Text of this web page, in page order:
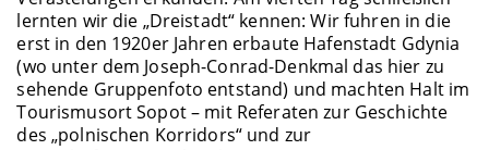
lernten wir die „Dreistadt“ kennen: Wir fuhren in die
erst in den 1920er Jahren erbaute Hafenstadt Gdynia
(wo unter dem Joseph-Conrad-Denkmal das hier zu
sehende Gruppenfoto entstand) und machten Halt im
Tourismusort Sopot – mit Referaten zur Geschichte
des „polnischen Korridors“ und zur